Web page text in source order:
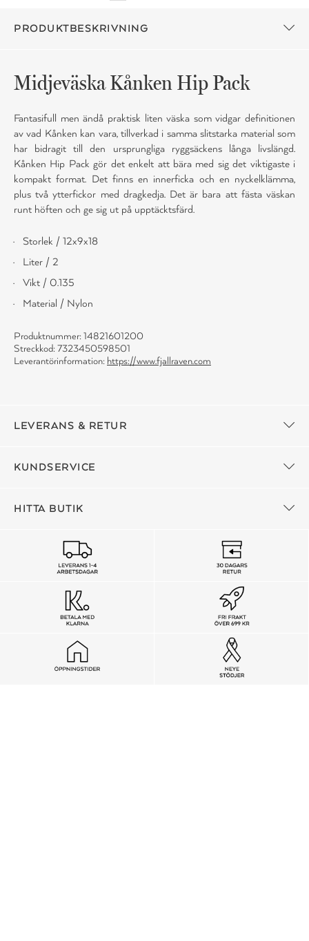
PRODUKTBESKRIVNING
Midjeväska Kånken Hip Pack
Fantasifull men ändå praktisk liten väska som vidgar definitionen
av vad Kånken kan vara, tillverkad i samma slitstarka material som
har bidragit till den ursprungliga ryggsäckens långa livslängd.
Kånken Hip Pack gör det enkelt att bära med sig det viktigaste i
kompakt format. Det finns en innerficka och en nyckelklämma,
plus två ytterfickor med dragkedja. Det är bara att fästa väskan
runt höften och ge sig ut på upptäcktsfärd.
Storlek / 12x9x18
Liter / 2
Vikt / 0.135
Material / Nylon
Produktnummer: 14821601200
Streckkod: 7323450598501
Leverantörinformation: https://www.fjallraven.com
LEVERANS & RETUR
KUNDSERVICE
HITTA BUTIK